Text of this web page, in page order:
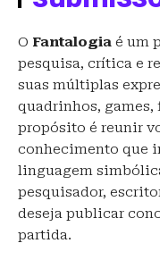
O Fantalogia é um
pesquisa, crítica e
suas múltiplas
quadrinhos,
propósito é reunir
conhecimento que
linguagem
pesquisador,
deseja publicar
partida.